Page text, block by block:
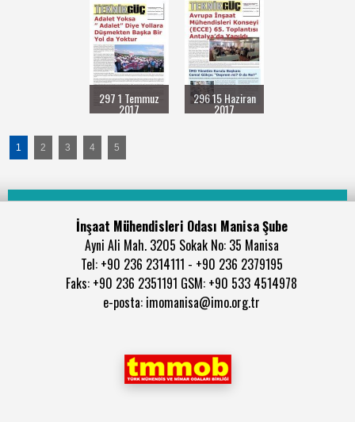
297 1 Temmuz
2017
296 15 Haziran
2017
1 2 3 4 5
İnşaat Mühendisleri Odası Manisa Şube
Ayni Ali Mah. 3205 Sokak No: 35 Manisa
Tel: +90 236 2314111 - +90 236 2379195
Faks: +90 236 2351191 GSM: +90 533 4514978
e-posta: imomanisa@imo.org.tr